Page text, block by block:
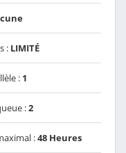
: LIMITÉ
: 1
:2
:48 Heures